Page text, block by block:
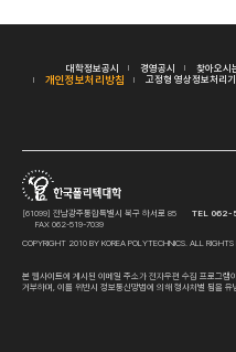
대학정보공시 경영공시 찾아오시
개인정보처리방침 고정형 영상정보처리
[61099] 전남광주통합특별시 북구 하서로 85 TEL 062-
FAX 062-519-7039
COPYRIGHT 2010 BY KOREA POLYTECHNICS. ALL RIGHTS
본 웹사이트에 게시된 이메일 주소가 전자우편 수집 프로그
거부하며, 이를 위반시 정보통신망법에 의해 형사처벌 됨을 유